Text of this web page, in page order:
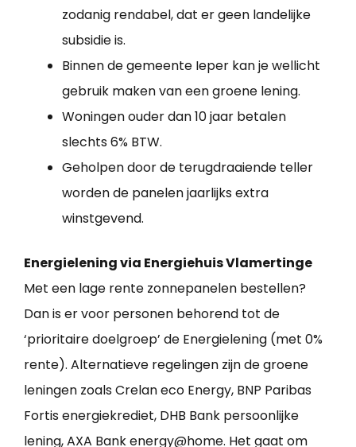
zodanig rendabel, dat er geen landelijke
subsidie is.
Binnen de gemeente Ieper kan je wellicht
gebruik maken van een groene lening.
Woningen ouder dan 10 jaar betalen
slechts 6% BTW.
Geholpen door de terugdraaiende teller
worden de panelen jaarlijks extra
winstgevend.
Energielening via Energiehuis Vlamertinge
Met een lage rente zonnepanelen bestellen?
Dan is er voor personen behorend tot de
‘prioritaire doelgroep’ de Energielening (met 0%
rente). Alternatieve regelingen zijn de groene
leningen zoals Crelan eco Energy, BNP Paribas
Fortis energiekrediet, DHB Bank persoonlijke
lening, AXA Bank energy@home. Het gaat om